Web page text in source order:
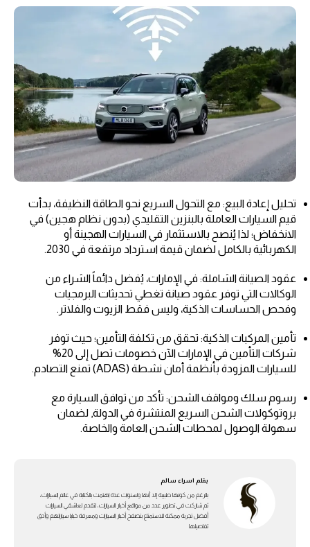
تحليل إعادة البيع: مع التحول السريع نحو الطاقة النظيفة، بدأت
قيم السيارات العاملة بالبنزين التقليدي (بدون نظام هجين) في
الانخفاض؛ لذا يُنصح بالاستثمار في السيارات الهجينة أو
الكهربائية بالكامل لضمان قيمة استرداد مرتفعة في 2030.
عقود الصيانة الشاملة: في الإمارات، يُفضل دائماً الشراء من
الوكالات التي توفر عقود صيانة تغطي تحديثات البرمجيات
وفحص الحساسات الذكية، وليس فقط الزيوت والفلاتر.
تأمين المركبات الذكية: تحقق من تكلفة التأمين؛ حيث توفر
شركات التأمين في الإمارات الآن خصومات تصل إلى 20%
للسيارات المزودة بأنظمة أمان نشطة (ADAS) تمنع التصادم.
رسوم سلك ومواقف الشحن: تأكد من توافق السيارة مع
بروتوكولات الشحن السريع المنتشرة في الدولة, لضمان
سهولة الوصول لمحطات الشحن العامة والخاصة.
بقلم اسراء سالم
بالرغم من كونها طبيبة إلا أنها ولسنوات عدة اهتمت بالكتابة في عالم السيارات،
ثم شاركت في تطوير عدد من مواقع أخبار السيارات، لتقدم لعاشقي السيارات
أفضل تجربة ممكنة للاستمتاع بتصفح أخبار السيارات ومعرفة خبايا سياراتهم وأدق
تفاصيلها